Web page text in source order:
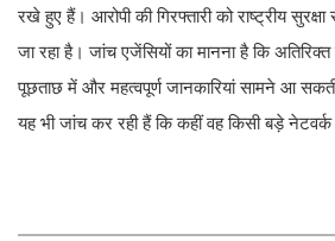
रखे हुए हैं। आरोपी की गिरफ्तारी को राष्ट्रीय सुरक्षा
जा रहा है। जांच एजेंसियों का मानना है कि अतिरिक्त
पूछताछ में और महत्वपूर्ण जानकारियां सामने आ
यह भी जांच कर रही हैं कि कहीं वह किसी बड़े नेटवर्क